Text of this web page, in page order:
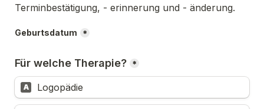
Geburtsdatum *
Für welche Therapie? *
A Logopädie